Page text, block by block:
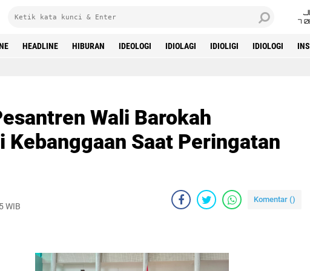
7
HEADLINE HIBURAN IDEOLOGI IDIOLAGI IDIOLIGI IDIOLOGI
Wali Barokah
Kebanggaan Saat Peringatan
WIB
Komentar ()